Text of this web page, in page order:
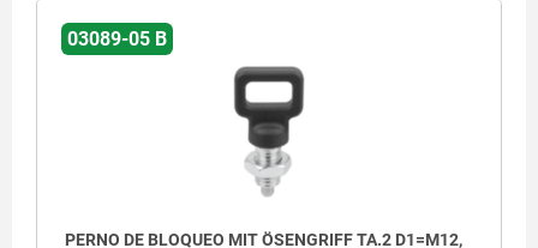
03089-05 B
PERNO DE BLOQUEO MIT ÖSENGRIFF TA.2 D1=M12,